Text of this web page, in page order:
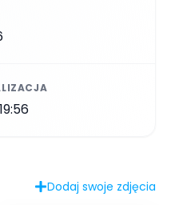
Dodaj swoje zdjęcia